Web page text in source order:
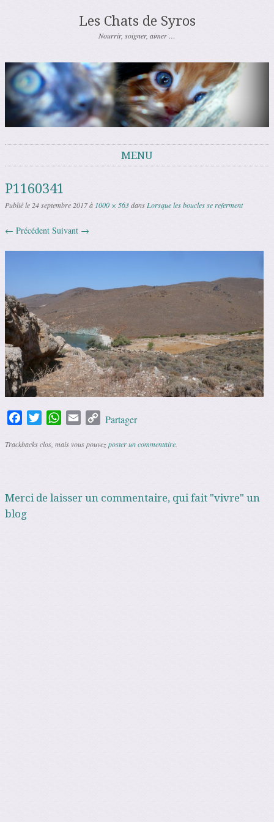
Les Chats de Syros
Nourrir, soigner, aimer …
MENU
P1160341
Publié le24 septembre 2017à 1000 × 563dansLorsque les boucles se referment
← Précédent Suivant →
FacebookTwitterWhatsApp
Email Copy
Partager
Trackbacks clos, mais vous pouvezposter un commentaire
Merci de laisser un commentaire, qui fait "vivre" un
blog